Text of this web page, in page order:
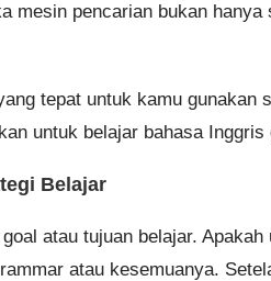
mesin pencarian bukan
tepat untuk kamu gunakan
untuk belajar bahasa
Belajar
atau tujuan belajar.
atau kesemuanya.